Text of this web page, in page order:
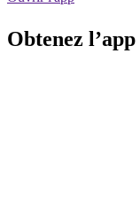
Obtenez